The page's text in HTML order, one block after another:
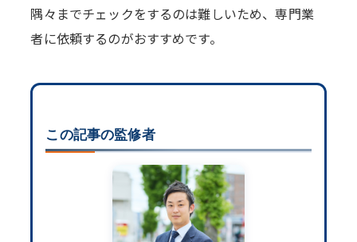
隅々までチェックをするのは難しいため、専門業
者に依頼するのがおすすめです。
この記事の監修者